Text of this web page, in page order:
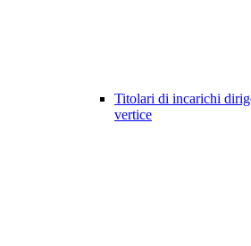
Titolari di incarichi
vertice